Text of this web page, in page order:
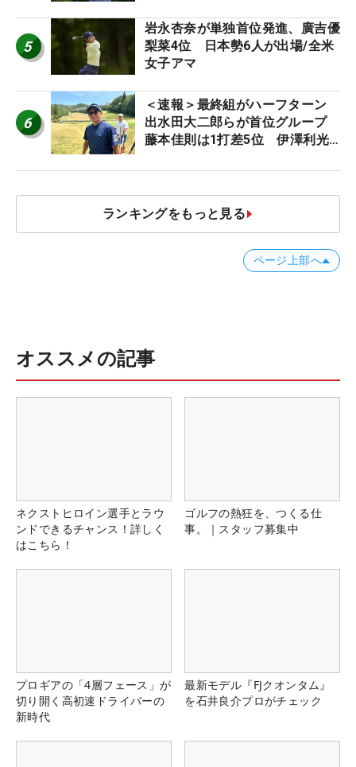
5
岩永杏奈が単独首位発進、廣吉優
梨菜4位 日本勢6人が出場/全米
女子アマ
6
＜速報＞最終組がハーフターン
出水田大二郎らが首位グループ
藤本佳則は1打差5位 伊澤利光
JOYX OPEN】
ランキングをもっと見る
ページ上部へ
オススメの記事
ネクストヒロイン選手とラウ
ンドできるチャンス！詳しく
はこちら！
ゴルフの熱狂を、つくる仕
事。｜スタッフ募集中
プロギアの「4層フェース」が
切り開く高初速ドライバーの
新時代
最新モデル『FJクオンタム』
を石井良介プロがチェック